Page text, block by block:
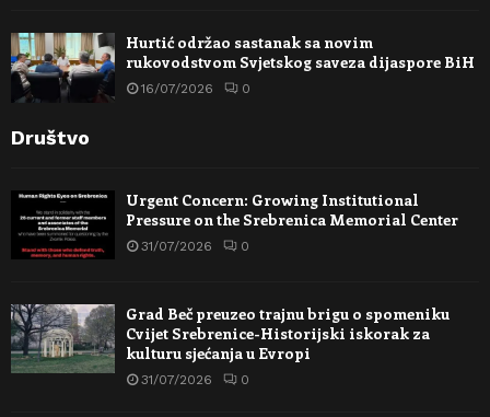
Hurtić održao sastanak sa novim
rukovodstvom Svjetskog saveza dijaspore BiH
16/07/2026 0
Društvo
Urgent Concern: Growing Institutional
Pressure on the Srebrenica Memorial Center
31/07/2026 0
Grad Beč preuzeo trajnu brigu o spomeniku
Cvijet Srebrenice-Historijski iskorak za
kulturu sjećanja u Evropi
31/07/2026 0